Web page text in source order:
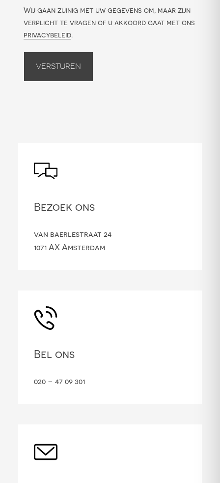
Wij gaan zuinig met uw gegevens om, maar zijn
verplicht te vragen of u akkoord gaat met ons
privacybeleid.
Versturen
Bezoek ons
van baerlestraat 24
1071 AX Amsterdam
Bel ons
020 – 47 09 301